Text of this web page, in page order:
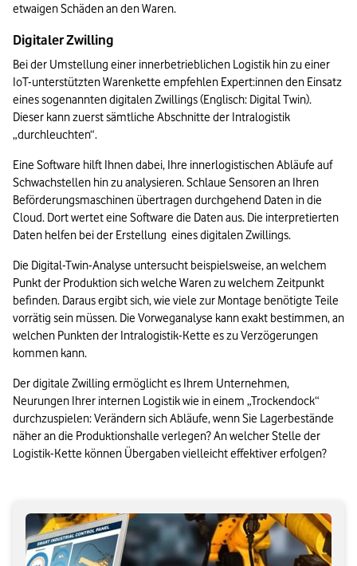
etwaigen Schäden an den Waren.
Digitaler Zwilling
Bei der Umstellung einer innerbetrieblichen Logistik hin zu einer
IoT-unterstützten Warenkette empfehlen Expert:innen den Einsatz
eines sogenannten digitalen Zwillings (Englisch: Digital Twin).
Dieser kann zuerst sämtliche Abschnitte der Intralogistik
„durchleuchten“.
Eine Software hilft Ihnen dabei, Ihre innerlogistischen Abläufe auf
Schwachstellen hin zu analysieren. Schlaue Sensoren an Ihren
Beförderungsmaschinen übertragen durchgehend Daten in die
Cloud. Dort wertet eine Software die Daten aus. Die interpretierten
Daten helfen bei der Erstellung  eines digitalen Zwillings.
Die Digital-Twin-Analyse untersucht beispielsweise, an welchem
Punkt der Produktion sich welche Waren zu welchem Zeitpunkt
befinden. Daraus ergibt sich, wie viele zur Montage benötigte Teile
vorrätig sein müssen. Die Vorweganalyse kann exakt bestimmen, an
welchen Punkten der Intralogistik-Kette es zu Verzögerungen
kommen kann.
Der digitale Zwilling ermöglicht es Ihrem Unternehmen,
Neurungen Ihrer internen Logistik wie in einem „Trockendock“
durchzuspielen: Verändern sich Abläufe, wenn Sie Lagerbestände
näher an die Produktionshalle verlegen? An welcher Stelle der
Logistik-Kette können Übergaben vielleicht effektiver erfolgen?